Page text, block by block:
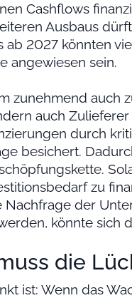
Cashflows
Ausbaus
ab 2027 könnten
angewiesen sein.
zunehmend auch
auch
durch
besichert.
zu
der
könnte sich
die
ist: Wenn das